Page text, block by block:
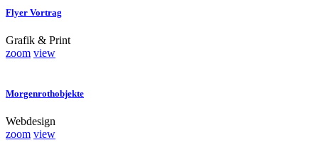
Flyer Vortrag
Grafik & Print
zoom view
Morgenrothobjekte
Webdesign
zoom view